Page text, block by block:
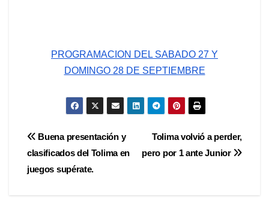
PROGRAMACION DEL SABADO 27 Y
DOMINGO 28 DE SEPTIEMBRE
Navegación
de
Tolima volvió a perder,
pero por 1 ante Junior
Buena presentación y
clasificados del Tolima en
juegos supérate.